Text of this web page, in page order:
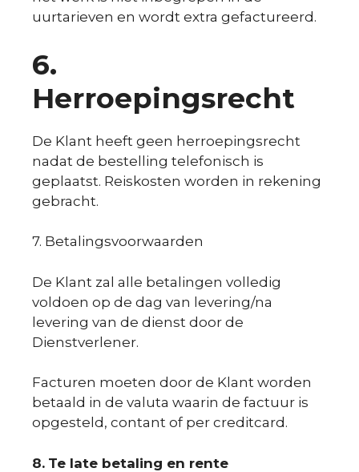
uurtarieven en wordt extra gefactureerd.
6.
Herroepingsrecht
De Klant heeft geen herroepingsrecht
nadat de bestelling telefonisch is
geplaatst. Reiskosten worden in rekening
gebracht.
7. Betalingsvoorwaarden
De Klant zal alle betalingen volledig
voldoen op de dag van levering/na
levering van de dienst door de
Dienstverlener.
Facturen moeten door de Klant worden
betaald in de valuta waarin de factuur is
opgesteld, contant of per creditcard.
8. Te late betaling en rente